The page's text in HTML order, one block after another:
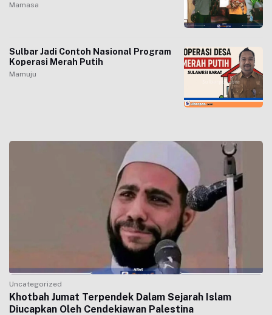
Mamasa
Sulbar Jadi Contoh Nasional Program
Koperasi Merah Putih
Mamuju
Uncategorized
Khotbah Jumat Terpendek Dalam Sejarah Islam
Diucapkan Oleh Cendekiawan Palestina